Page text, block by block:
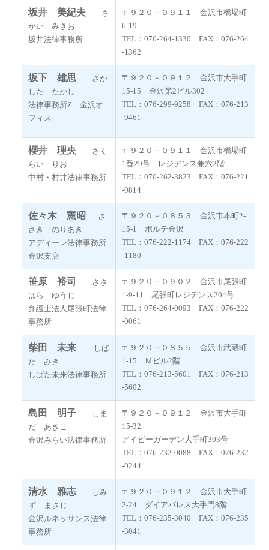
坂井 美紀夫 さ
かい みきお
坂井法律事務所
〒９２０－０９１１ 金沢市橋場町
6-19
TEL：076-264-1330 FAX：076-264
-1362
坂下 雄思 さか
した たかし
法律事務所Z 金沢オ
フィス
〒９２０－０９１２ 金沢市大手町
15-15 金沢第2ビル302
TEL：076-299-9258 FAX：076-213
-9461
櫻井 理央 さく
らい りお
中村・村井法律事務所
〒９２０－０９１１ 金沢市橋場町
1番29号 レジデンス兼六2階
TEL：076-262-3823 FAX：076-221
-0814
佐々木 憲昭
さ
さき のりあき
アディーレ法律事務所
金沢支店
〒９２０－０８５３ 金沢市本町2-
15-1 ポルテ金沢
TEL：076-222-1174 FAX：076-222
-1180
笹原 裕司
ささ
はら ゆうじ
弁護士法人尾張町法律
事務所
〒９２０－０９０２ 金沢市尾張町
1-9-11 尾張町レジデンス204号
TEL：076-264-0093 FAX：076-222
-0061
柴田 未来 しば
た みき
しばた未来法律事務所
〒９２０－０８５５ 金沢市武蔵町
1-15 Ｍビル2階
TEL：076-213-5601 FAX：076-213
-5602
島田 明子 しま
だ あきこ
金沢みらい法律事務所
〒９２０－０９１２ 金沢市大手町
15-32
アイビーガーデン大手町303号
TEL：076-232-0088 FAX：076-232
-0244
清水 雅志 しみ
ず まさじ
金沢ルネッサンス法律
事務所
〒９２０－０９１２ 金沢市大手町
2-24 ダイアパレス大手門8階
TEL：076-235-3040 FAX：076-235
-3041